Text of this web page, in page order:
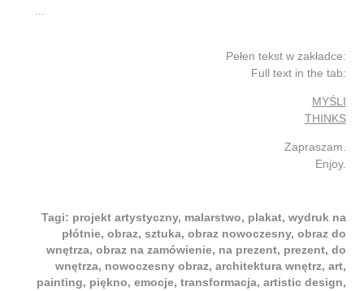
Pełen tekst w zakładce:
Full text in the tab:
MYŚLI
THINKS
Zapraszam.
Enjoy.
Tagi: projekt artystyczny, malarstwo, plakat, wydruk na
płótnie, obraz, sztuka, obraz nowoczesny, obraz do
wnętrza, obraz na zamówienie, na prezent, prezent, do
wnętrza, nowoczesny obraz, architektura wnętrz, art,
painting, piękno, emocje, transformacja, artistic design,